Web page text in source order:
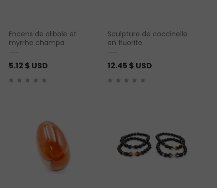
Encens de olibale et
myrrhe champa
5.12 $ USD
Sculpture de coccinelle
en fluorite
12.45 $ USD